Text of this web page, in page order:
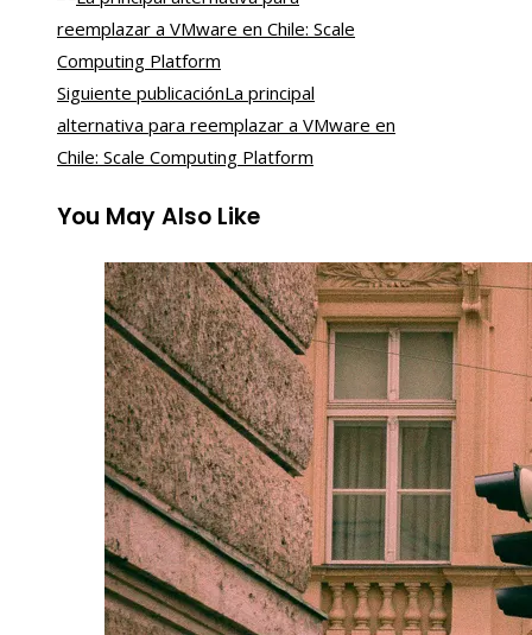
Siguiente publicaciónLa principal
alternativa para reemplazar a VMware en
Chile: Scale Computing Platform
You May Also Like